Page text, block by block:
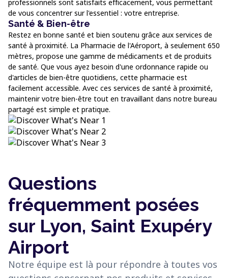
professionnels sont satisfaits efficacement, vous permettant
de vous concentrer sur l'essentiel : votre entreprise.
Santé & Bien-être
Restez en bonne santé et bien soutenu grâce aux services de
santé à proximité. La Pharmacie de l'Aéroport, à seulement 650
mètres, propose une gamme de médicaments et de produits
de santé. Que vous ayez besoin d'une ordonnance rapide ou
d'articles de bien-être quotidiens, cette pharmacie est
facilement accessible. Avec ces services de santé à proximité,
maintenir votre bien-être tout en travaillant dans notre bureau
partagé est simple et pratique.
Questions
fréquemment posées
sur Lyon, Saint Exupéry
Airport
Notre équipe est là pour répondre à toutes vos